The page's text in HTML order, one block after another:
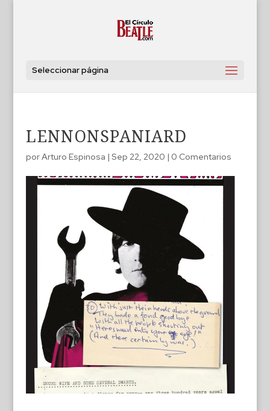
Seleccionar página
LENNONSPANIARD
porArturo Espinosa | Sep 22, 2020 | 0 Comentarios